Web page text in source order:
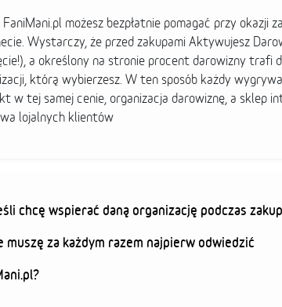
FaniMani.pl możesz bezpłatnie pomagać przy okazji
Wystarczy, że przed zakupami Aktywujesz
a określony na stronie procent darowizny trafi
którą wybierzesz. W ten sposób każdy
w tej samej cenie, organizacja darowiznę, a sklep
lojalnych klientów
chcę wspierać daną organizację podczas
muszę za każdym razem najpierw odwiedzić